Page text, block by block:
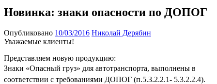
Новинка: знаки опасности по ДОПОГ
Опубликовано 10/03/2016 Николай Дерябин
Уважаемые клиенты!
Представляем новую продукцию:
Знаки «Опасный груз» для автотранспорта, выполнены в
соответствии с требованиями ДОПОГ (п.5.3.2.2.1- 5.3.2.2.4).